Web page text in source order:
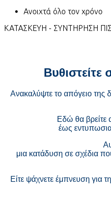
Ανοιχτά όλο τον χρόνο
ΚΑΤΑΣΚΕΥΗ - ΣΥΝΤΗΡΗΣΗ
Ανακαλύψτε το απόγειο της
Εδώ θα βρείτε
έως
μια κατάδυση σε σχέδια
Είτε ψάχνετε έμπνευση για